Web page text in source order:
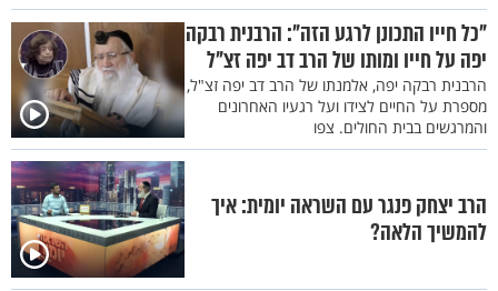
"כל חייו התכונן לרגע הזה": הרבנית רבקה
יפה על חייו ומותו של הרב דב יפה זצ"ל
הרבנית רבקה יפה, אלמנתו של הרב דב יפה זצ"ל,
מספרת על החיים לצידו ועל רגעיו האחרונים
והמרגשים בבית החולים. צפו
הרב יצחק פנגר עם השראה יומית: איך
להמשיך הלאה?